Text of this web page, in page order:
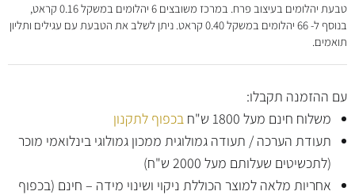
טבעת יהלומים בעיצוב פרח. במרכז משובצים 6 יהלומים במשקל 0.16 קראט,
בנוסף ל- 66 יהלומים במשקל 0.40 קראט. ניתן לשלב את הטבעת עם עגילים ותליון
תואמים.
עם ההזמנה תקבלו:
משלוח חינם מעל 1800 ש"ח
בכפוף לתקנון
תעודת הערכה / תעודה גמולוגית ממכון גמולוגי בינלואמי מוכר
(לתכשיטים שעלותם מעל 2000 ש"ח)
אחריות מלאה למוצר הכוללת ניקוי ושינוי מידה – חינם (בכפוף